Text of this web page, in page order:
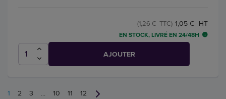
1,05 € HT
(1,26 € TTC)
EN STOCK, LIVRÉ EN 24/48H
AJOUTER
1 2 3 ... 10 11 12